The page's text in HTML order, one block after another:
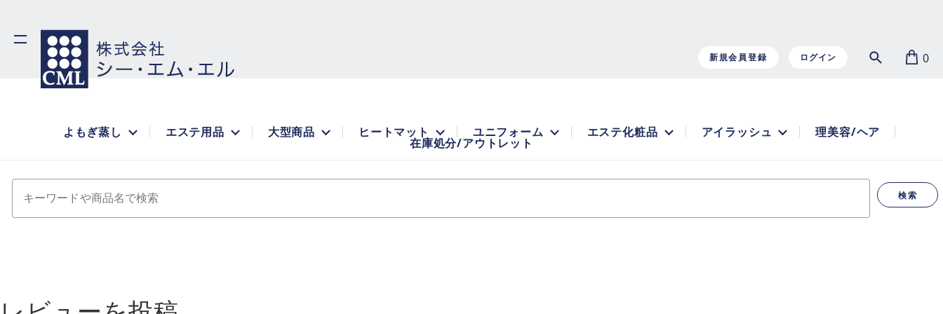
新規会員登録 ログイン 0
よもぎ蒸し エステ用品 大型商品 ヒートマット ユニフォーム エステ化粧品 アイラッシュ 理美容/ヘア
在庫処分/アウトレット
検索